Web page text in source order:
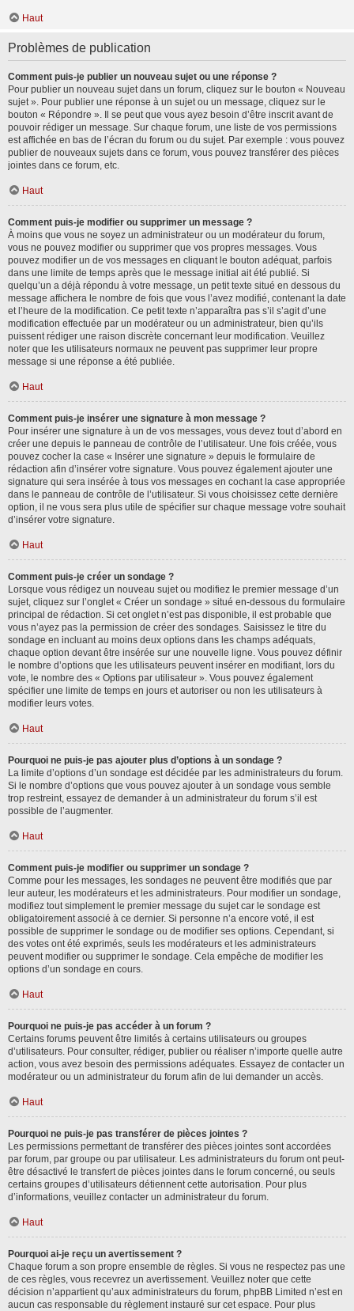
Haut
Problèmes de publication
Comment puis-je publier un nouveau sujet ou une réponse ?
Pour publier un nouveau sujet dans un forum, cliquez sur le bouton « Nouveau
sujet ». Pour publier une réponse à un sujet ou un message, cliquez sur le
bouton « Répondre ». Il se peut que vous ayez besoin d’être inscrit avant de
pouvoir rédiger un message. Sur chaque forum, une liste de vos permissions
est affichée en bas de l’écran du forum ou du sujet. Par exemple : vous pouvez
publier de nouveaux sujets dans ce forum, vous pouvez transférer des pièces
jointes dans ce forum, etc.
Haut
Comment puis-je modifier ou supprimer un message ?
À moins que vous ne soyez un administrateur ou un modérateur du forum,
vous ne pouvez modifier ou supprimer que vos propres messages. Vous
pouvez modifier un de vos messages en cliquant le bouton adéquat, parfois
dans une limite de temps après que le message initial ait été publié. Si
quelqu’un a déjà répondu à votre message, un petit texte situé en dessous du
message affichera le nombre de fois que vous l’avez modifié, contenant la date
et l’heure de la modification. Ce petit texte n’apparaîtra pas s’il s’agit d’une
modification effectuée par un modérateur ou un administrateur, bien qu’ils
puissent rédiger une raison discrète concernant leur modification. Veuillez
noter que les utilisateurs normaux ne peuvent pas supprimer leur propre
message si une réponse a été publiée.
Haut
Comment puis-je insérer une signature à mon message ?
Pour insérer une signature à un de vos messages, vous devez tout d’abord en
créer une depuis le panneau de contrôle de l’utilisateur. Une fois créée, vous
pouvez cocher la case « Insérer une signature » depuis le formulaire de
rédaction afin d’insérer votre signature. Vous pouvez également ajouter une
signature qui sera insérée à tous vos messages en cochant la case appropriée
dans le panneau de contrôle de l’utilisateur. Si vous choisissez cette dernière
option, il ne vous sera plus utile de spécifier sur chaque message votre souhait
d’insérer votre signature.
Haut
Comment puis-je créer un sondage ?
Lorsque vous rédigez un nouveau sujet ou modifiez le premier message d’un
sujet, cliquez sur l’onglet « Créer un sondage » situé en-dessous du formulaire
principal de rédaction. Si cet onglet n’est pas disponible, il est probable que
vous n’ayez pas la permission de créer des sondages. Saisissez le titre du
sondage en incluant au moins deux options dans les champs adéquats,
chaque option devant être insérée sur une nouvelle ligne. Vous pouvez définir
le nombre d’options que les utilisateurs peuvent insérer en modifiant, lors du
vote, le nombre des « Options par utilisateur ». Vous pouvez également
spécifier une limite de temps en jours et autoriser ou non les utilisateurs à
modifier leurs votes.
Haut
Pourquoi ne puis-je pas ajouter plus d’options à un sondage ?
La limite d’options d’un sondage est décidée par les administrateurs du forum.
Si le nombre d’options que vous pouvez ajouter à un sondage vous semble
trop restreint, essayez de demander à un administrateur du forum s’il est
possible de l’augmenter.
Haut
Comment puis-je modifier ou supprimer un sondage ?
Comme pour les messages, les sondages ne peuvent être modifiés que par
leur auteur, les modérateurs et les administrateurs. Pour modifier un sondage,
modifiez tout simplement le premier message du sujet car le sondage est
obligatoirement associé à ce dernier. Si personne n’a encore voté, il est
possible de supprimer le sondage ou de modifier ses options. Cependant, si
des votes ont été exprimés, seuls les modérateurs et les administrateurs
peuvent modifier ou supprimer le sondage. Cela empêche de modifier les
options d’un sondage en cours.
Haut
Pourquoi ne puis-je pas accéder à un forum ?
Certains forums peuvent être limités à certains utilisateurs ou groupes
d’utilisateurs. Pour consulter, rédiger, publier ou réaliser n’importe quelle autre
action, vous avez besoin des permissions adéquates. Essayez de contacter un
modérateur ou un administrateur du forum afin de lui demander un accès.
Haut
Pourquoi ne puis-je pas transférer de pièces jointes ?
Les permissions permettant de transférer des pièces jointes sont accordées
par forum, par groupe ou par utilisateur. Les administrateurs du forum ont peut-
être désactivé le transfert de pièces jointes dans le forum concerné, ou seuls
certains groupes d’utilisateurs détiennent cette autorisation. Pour plus
d’informations, veuillez contacter un administrateur du forum.
Haut
Pourquoi ai-je reçu un avertissement ?
Chaque forum a son propre ensemble de règles. Si vous ne respectez pas une
de ces règles, vous recevrez un avertissement. Veuillez noter que cette
décision n’appartient qu’aux administrateurs du forum, phpBB Limited n’est en
aucun cas responsable du règlement instauré sur cet espace. Pour plus